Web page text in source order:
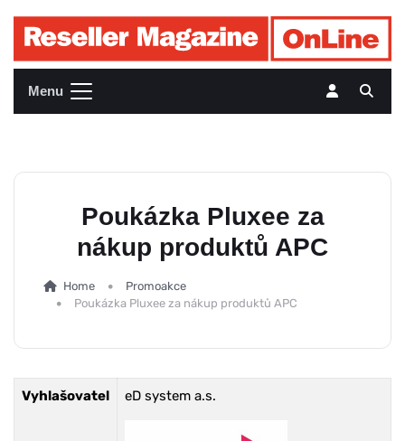
Menu
Poukázka Pluxee za
nákup produktů APC
Home
Promoakce
Poukázka Pluxee za nákup produktů APC
Vyhlašovatel eD system a.s.